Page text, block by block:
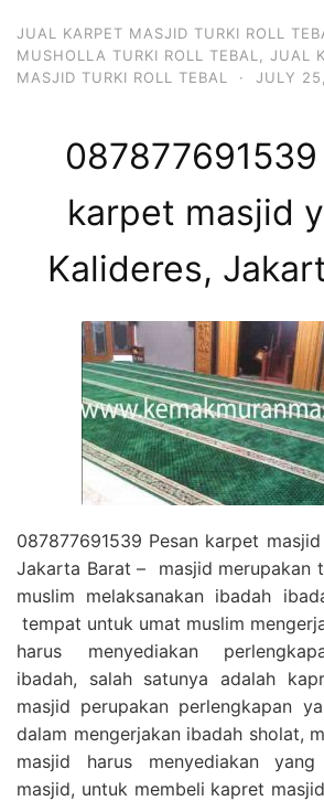
JUAL KARPET MASJID TURKI ROLL
MUSHOLLA TURKI ROLL TEBAL
JUAL
MASJID TURKI ROLL TEBAL
· JULY
087877691539
karpet masjid
Kalideres,
087877691539 Pesan karpet
Jakarta Barat – masjid merupakan
muslim melaksanakan ibadah
tempat untuk umat muslim
harus menyediakan
ibadah, salah satunya adalah
masjid perupakan perlengkapan
dalam mengerjakan ibadah sholat,
masjid harus menyediakan
masjid, untuk membeli kapret